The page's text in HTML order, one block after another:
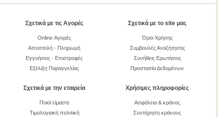
Σχετικά με τις Αγορές
Online Αγορές
Αποστολή - Πληρωμή
Εγγυήσεις - Επιστροφές
Εξέλιξη Παραγγελίας
Σχετικά με το site μας
Όροι Χρήσης
Συμβουλές Αναζήτησης
Συνήθεις Ερωτήσεις
Προστασία Δεδομένων
Σχετικά με την εταιρεία
Ποιοί είμαστε
Τιμολογιακή πολιτική
Χρήσιμες πληροφορίες
Ασφάλεια & κράνος
Συντήρηση κράνους